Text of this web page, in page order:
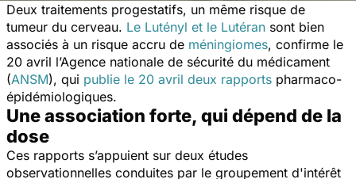
Deux traitements progestatifs, un même risque de
tumeur du cerveau. Le Lutényl et le Lutéran sont bien
associés à un risque accru de méningiomes, confirme le
20 avril l’Agence nationale de sécurité du médicament
(ANSM), qui publie le 20 avril deux rapports pharmaco-
épidémiologiques.
Une association forte, qui dépend de la
dose
Ces rapports s’appuient sur deux études
observationnelles conduites par le groupement d'intérêt